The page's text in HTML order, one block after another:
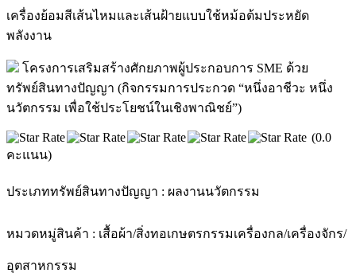
เครื่องย้อมสีเส้นไหมและเส้นฝ้ายแบบใช้หม้อต้มประหยัด
พลังงาน
โครงการเสริมสร้างศักยภาพผู้ประกอบการ SME ด้วย
ทรัพย์สินทางปัญญา (กิจกรรมการประกวด “หนึ่งอาชีวะ หนึ่ง
นวัตกรรม เพื่อใช้ประโยชน์ในเชิงพาณิชย์”)
(0.0
คะแนน)
ประเภททรัพย์สินทางปัญญา : ผลงานนวัตกรรม
หมวดหมู่สินค้า : เสื้อผ้า/สิ่งทอเกษตรกรรมเครื่องกล/เครื่องจักร/
อุตสาหกรรม